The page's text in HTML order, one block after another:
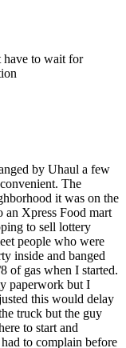
have to wait for
by Uhaul a few
The
it was on the
an Xpress Food mart
to sell lottery
people who were
inside and banged
of gas when I started.
paperwork but I
this would delay
truck but the guy
to start and
to complain before